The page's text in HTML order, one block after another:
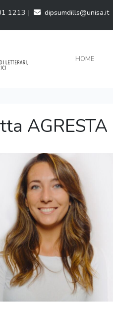
1213 | dipsumdills@unisa.it
HOME
AGRESTA